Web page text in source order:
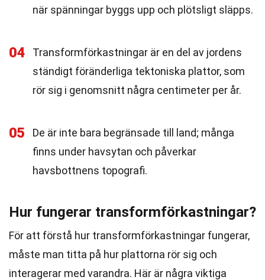
när spänningar byggs upp och plötsligt släpps.
04
Transformförkastningar är en del av jordens
ständigt föränderliga tektoniska plattor, som
rör sig i genomsnitt några centimeter per år.
05
De är inte bara begränsade till land; många
finns under havsytan och påverkar
havsbottnens topografi.
Hur fungerar transformförkastningar?
För att förstå hur transformförkastningar fungerar,
måste man titta på hur plattorna rör sig och
interagerar med varandra. Här är några viktiga